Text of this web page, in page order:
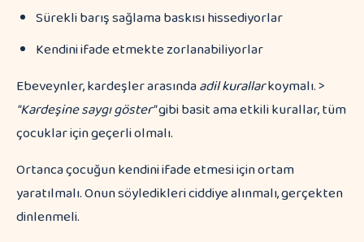
Sürekli barış sağlama baskısı hissediyorlar
Kendini ifade etmekte zorlanabiliyorlar
Ebeveynler, kardeşler arasındaadil kurallarkoymalı. >
"Kardeşine saygı göster"gibi basit ama etkili kurallar, tüm
çocuklar için geçerli olmalı.
Ortanca çocuğun kendini ifade etmesi için ortam
yaratılmalı. Onun söyledikleri ciddiye alınmalı, gerçekten
dinlenmeli.